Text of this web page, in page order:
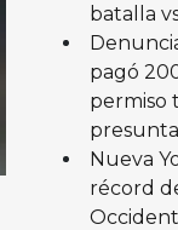
batalla
pagó
permiso
Nueva
récord